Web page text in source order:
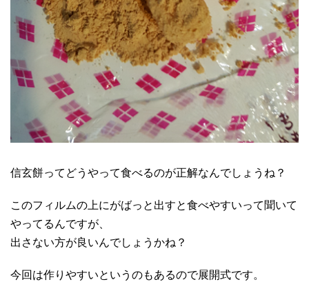
信玄餅ってどうやって食べるのが正解なんでしょうね？
このフィルムの上にがばっと出すと食べやすいって聞いて
やってるんですが、
出さない方が良いんでしょうかね？
今回は作りやすいというのもあるので展開式です。